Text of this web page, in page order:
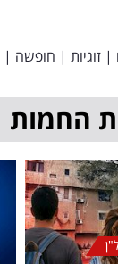
| זוגיות | חופשה |
החמות